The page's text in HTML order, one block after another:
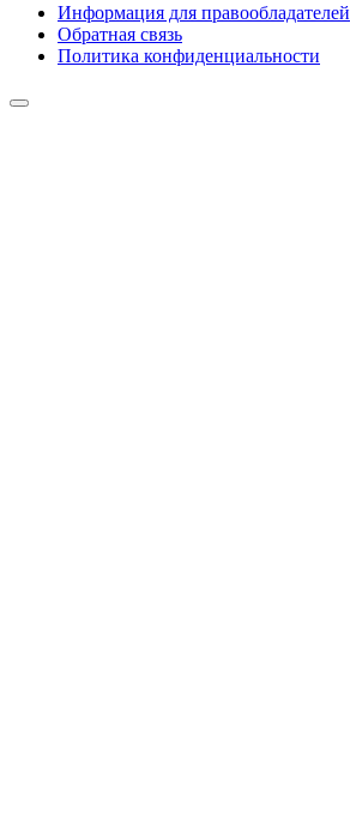
Информация для правообладателей
Обратная связь
Политика конфиденциальности